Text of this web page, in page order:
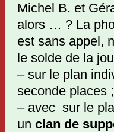
Michel B. et
alors … ? La
est sans appel,
le solde de la
– sur le plan
seconde places ;
– avec sur le
un clan de